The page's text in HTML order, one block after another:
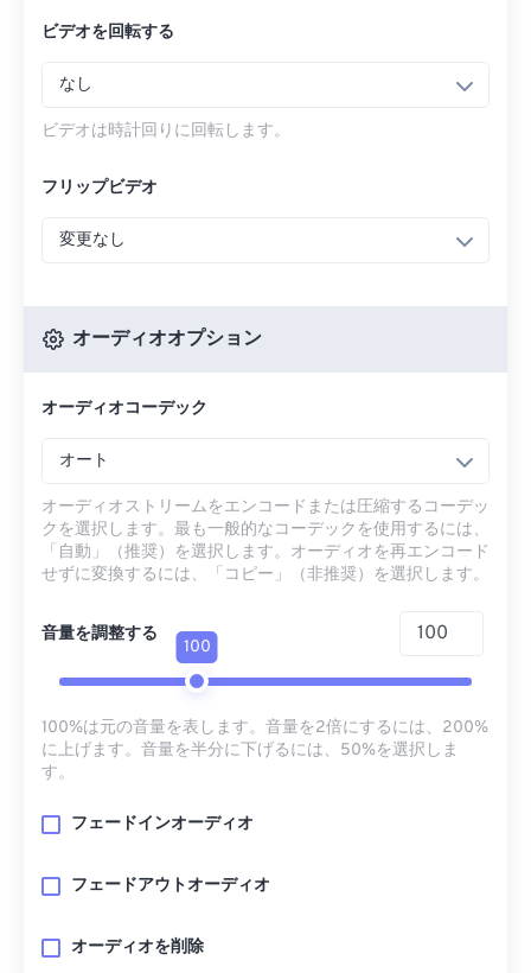
ビデオを回転する
なし
ビデオは時計回りに回転します。
フリップビデオ
変更なし
オーディオオプション
オーディオコーデック
オート
オーディオストリームをエンコードまたは圧縮するコーデッ
クを選択します。最も一般的なコーデックを使用するには、
「自動」（推奨）を選択します。オーディオを再エンコード
せずに変換するには、「コピー」（非推奨）を選択します。
音量を調整する
100
100%は元の音量を表します。音量を2倍にするには、200%
に上げます。音量を半分に下げるには、50%を選択しま
す。
フェードインオーディオ
フェードアウトオーディオ
オーディオを削除